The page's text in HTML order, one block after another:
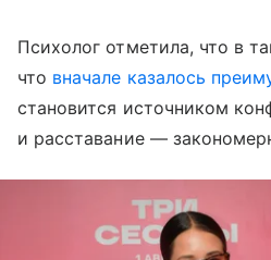
Психолог отметила, что в
что вначале казалось
становится источником
и расставание —